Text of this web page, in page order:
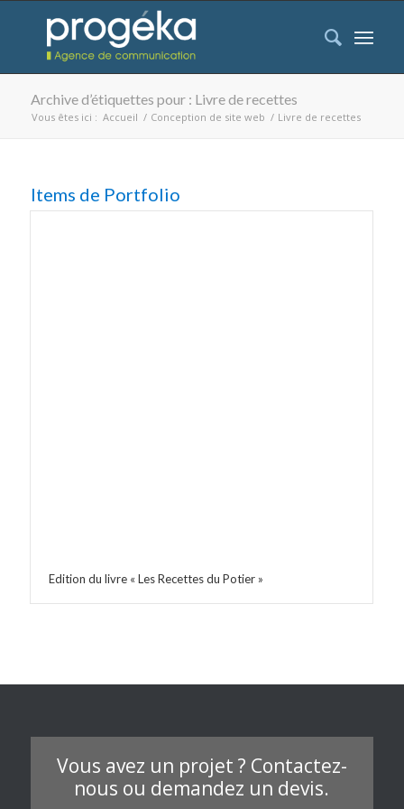
Archive d’étiquettes pour : Livre de recettes
Vous êtes ici : Accueil / Conception de site web / Livre de recettes
Items de Portfolio
Edition du livre « Les Recettes du Potier »
Vous avez un projet ? Contactez-
nous ou demandez un devis.